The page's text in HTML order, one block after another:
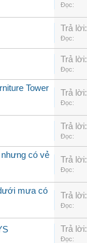
Đọc:
Trả lời:
Đọc:
Trả lời:
Đọc:
Tower
Trả lời:
Đọc:
Trả lời:
Đọc:
có vẻ
Trả lời:
Đọc:
mưa có
Trả lời:
Đọc:
Trả lời:
Đọc: